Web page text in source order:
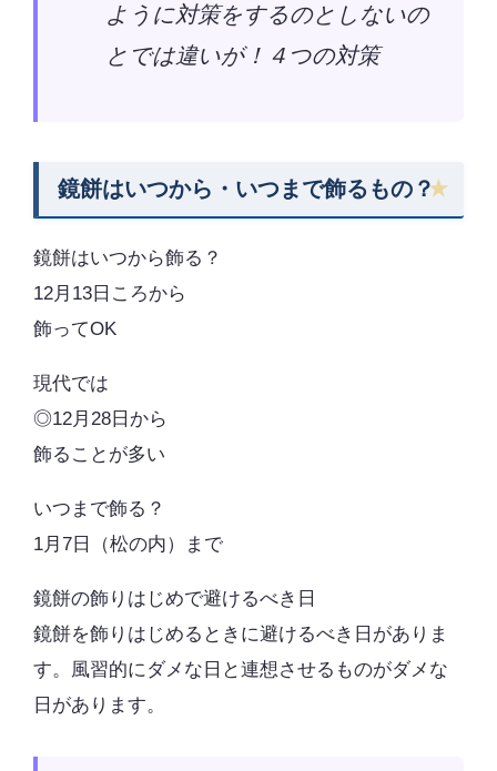
ように対策をするのとしないの
とでは違いが！４つの対策
鏡餅はいつから・いつまで飾るもの？
鏡餅はいつから飾る？
12月13日ころから
飾ってOK
現代では
◎12月28日 から
飾ることが多い
いつまで飾る？
1月7日
（松の内）まで
鏡餅の飾りはじめで避けるべき日
鏡餅を飾りはじめるときに避けるべき日がありま
す。風習的にダメな日と連想させるものがダメな
日があります。